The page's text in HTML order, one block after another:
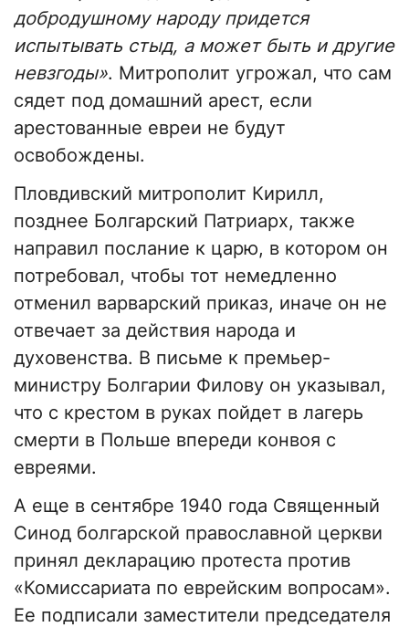
добродушному народу придется
испытывать стыд, а может быть и другие
невзгоды». Митрополит угрожал, что сам
сядет под домашний арест, если
арестованные евреи не будут
освобождены.
Пловдивский митрополит Кирилл,
позднее Болгарский Патриарх, также
направил послание к царю, в котором он
потребовал, чтобы тот немедленно
отменил варварский приказ, иначе он не
отвечает за действия народа и
духовенства. В письме к премьер-
министру Болгарии Филову он указывал,
что с крестом в руках пойдет в лагерь
смерти в Польше впереди конвоя с
евреями.
А еще в сентябре 1940 года Священный
Синод болгарской православной церкви
принял декларацию протеста против
«Комиссариата по еврейским вопросам».
Ее подписали заместители председателя